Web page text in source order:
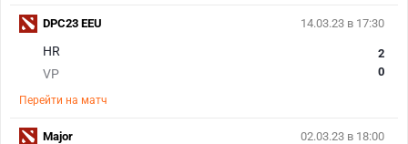
14.03.23 в 17:30
HR
VP
2
0
Перейти на матч
DPC23 EEU
02.03.23 в 18:00
Major